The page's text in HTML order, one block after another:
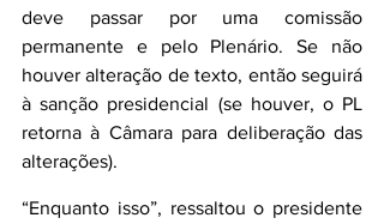
deve passar por uma comissão
permanente e pelo Plenário. Se não
houver alteração de texto, então seguirá
à sanção presidencial (se houver, o PL
retorna à Câmara para deliberação das
alterações).
“Enquanto isso”, ressaltou o presidente